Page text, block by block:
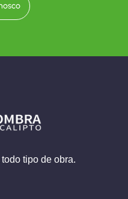
tipo de obra.